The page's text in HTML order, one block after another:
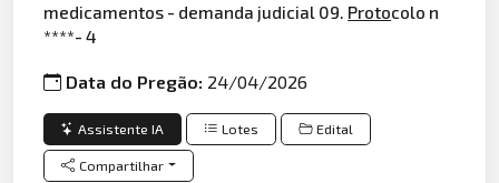
medicamentos - demanda judicial 09. Protocolo n
****- 4
Data do Pregão: 24/04/2026
Assistente IA Lotes Edital
Compartilhar